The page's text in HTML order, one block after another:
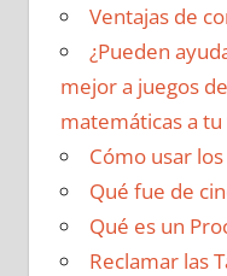
Ventajas de
¿Pueden
mejor a juegos
matemáticas a
Cómo usar
Qué fue de
Qué es un
Reclamar las